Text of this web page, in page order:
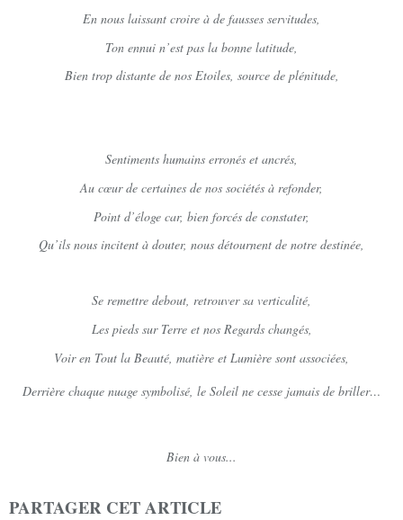
En nous laissant croire à de fausses servitudes,
Ton ennui n’est pas la bonne latitude,
Bien trop distante de nos Etoiles, source de plénitude,
Sentiments humains erronés et ancrés,
Au cœur de certaines de nos sociétés à refonder,
Point d’éloge car, bien forcés de constater,
Qu’ils nous incitent à douter, nous détournent de notre destinée,
Se remettre debout, retrouver sa verticalité,
Les pieds sur Terre et nos Regards changés,
Voir en Tout la Beauté, matière et Lumière sont associées,
Derrière chaque nuage symbolisé, le Soleil ne cesse jamais de briller…
Bien à vous...
PARTAGER CET ARTICLE